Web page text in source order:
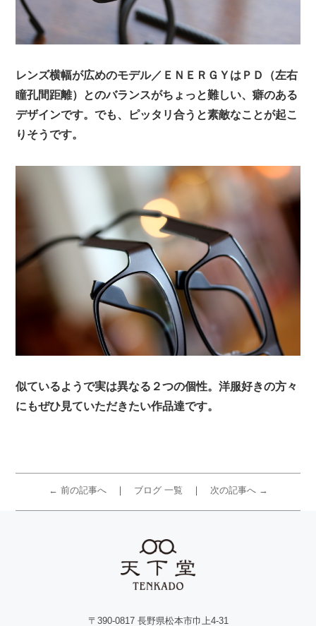
レンズ横幅が広めのモデル／ＥＮＥＲＧＹはＰＤ（左右
瞳孔間距離）とのバランスがちょっと難しい、癖のある
デザインです。でも、ピッタリ合うと素敵なことが起こ
りそうです。
似ているようで実は異なる２つの個性。洋服好きの方々
にもぜひ見ていただきたい作品達です。
← 前の記事へ ブログ 一覧 次の記事へ →
〒390-0817 長野県松本市巾上4-31